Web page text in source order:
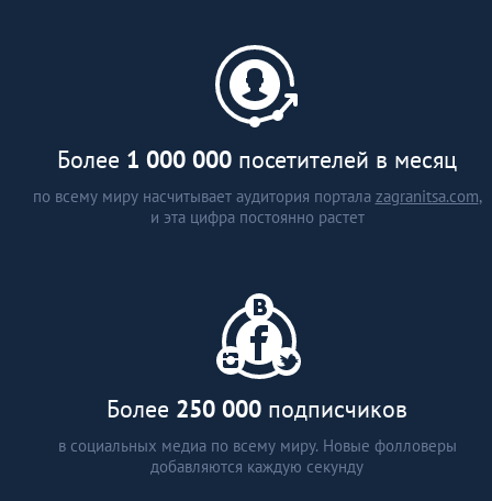
аналитические статьи
интервью с экспертами
Более 1 000 000 посетителей в месяц
по всему миру насчитывает аудитория портала zagranitsa.com,
и эта цифра постоянно растет
Более 250 000 подписчиков
в социальных медиа по всему миру. Новые фолловеры
добавляются каждую секунду